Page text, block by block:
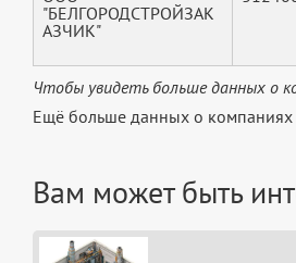
"БЕЛГОРОДСТРОЙЗАК
АЗЧИК"
Чтобы увидеть больше данных о
Ещё больше данных о компаниях
Вам может быть